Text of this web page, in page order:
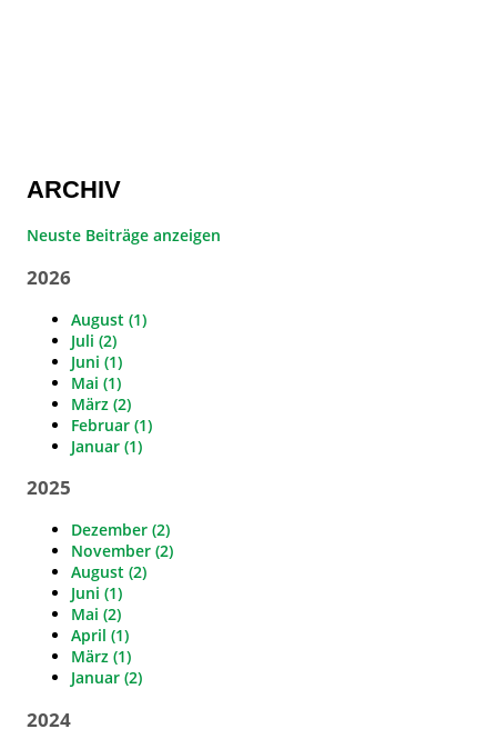
ARCHIV
Neuste Beiträge anzeigen
2026
August (1)
Juli (2)
Juni (1)
Mai (1)
März (2)
Februar (1)
Januar (1)
2025
Dezember (2)
November (2)
August (2)
Juni (1)
Mai (2)
April (1)
März (1)
Januar (2)
2024